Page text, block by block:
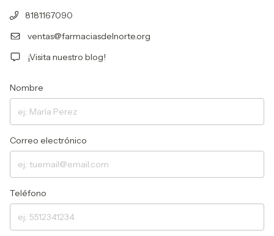
8181167090
ventas@farmaciasdelnorte.org
¡Visita nuestro blog!
Nombre
Correo electrónico
Teléfono